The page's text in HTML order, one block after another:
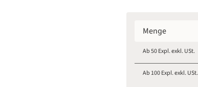
Menge
Ab50Expl. exkl. USt.
Ab 100Expl. exkl. USt.